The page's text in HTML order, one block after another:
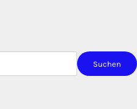
Suchen